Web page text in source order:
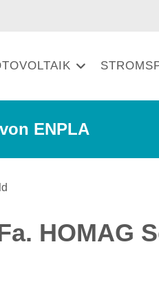
ENPLA
HOMAG